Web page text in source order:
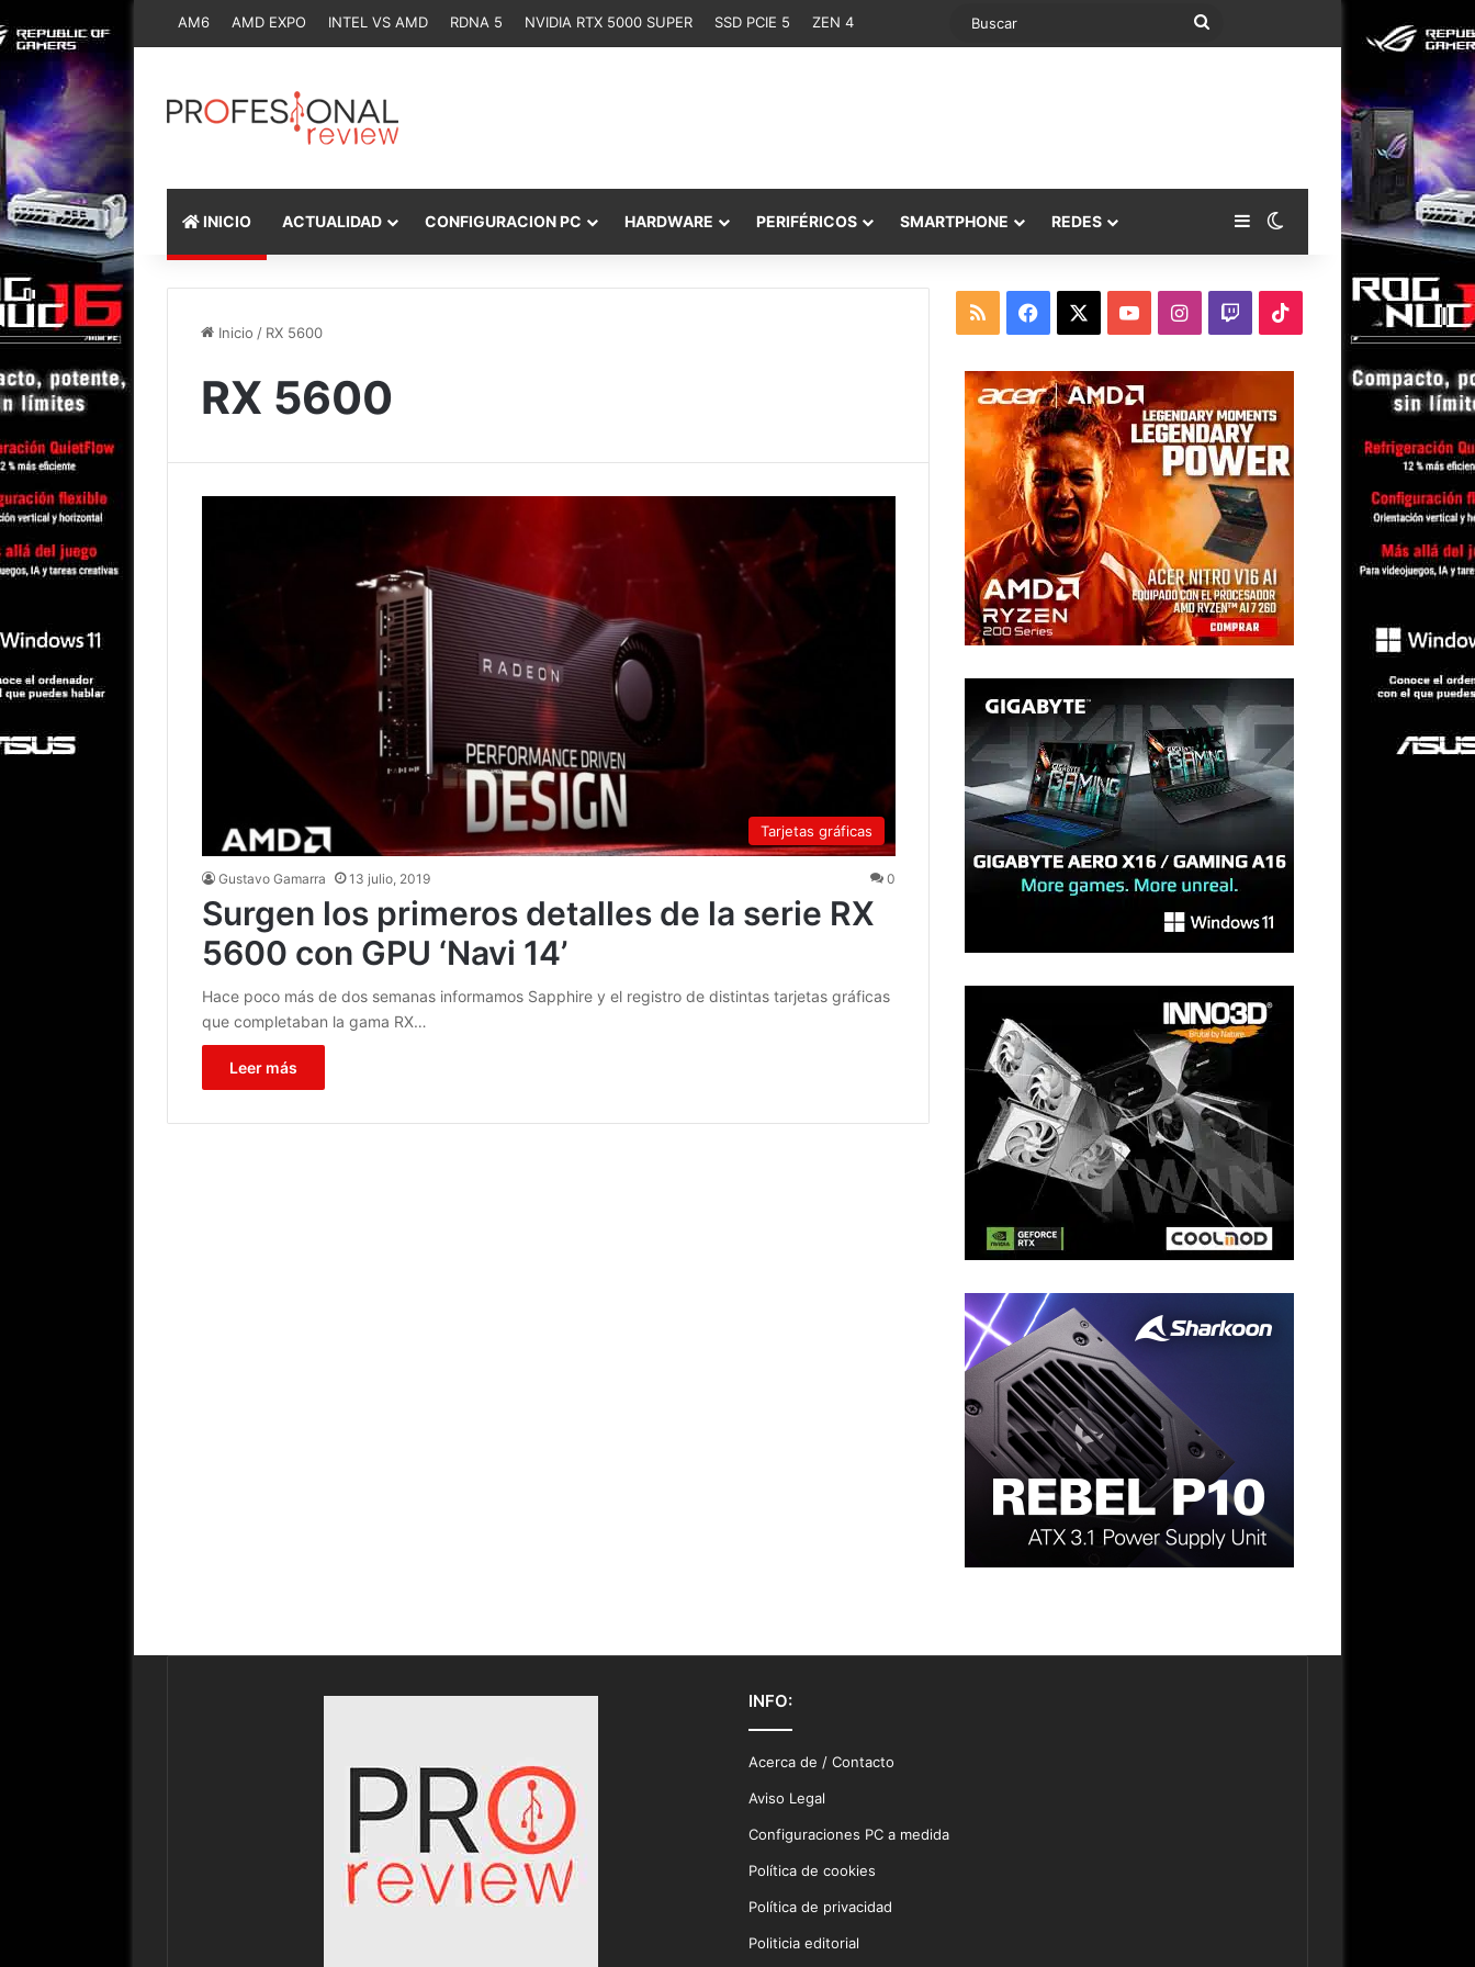
AM6 AMD EXPO INTEL VS AMD RDNA 5 NVIDIA RTX 5000 SUPER SSD PCIE 5 ZEN 4 Buscar
INICIO ACTUALIDAD CONFIGURACION PC HARDWARE PERIFÉRICOS SMARTPHONE REDES Barra lateral
Switch skin
Inicio / RX 5600
RX 5600
Tarjetas gráficas
Gustavo Gamarra 13 julio, 2019 0
Surgen los primeros detalles de la serie RX
5600 con GPU ‘Navi 14’
Hace poco más de dos semanas informamos Sapphire y el registro de distintas tarjetas gráficas
que completaban la gama RX…
Leer más
RSS Facebook YouTubeInstagram
TwitchTikTok
INFO:
Acerca de / Contacto
Aviso Legal
Configuraciones PC a medida
Política de cookies
Política de privacidad
Politicia editorial